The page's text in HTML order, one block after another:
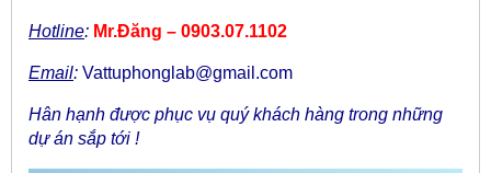
Hotline: Mr.Đăng – 0903.07.1102
Email: Vattuphonglab@gmail.com
Hân hạnh được phục vụ quý khách hàng trong những
dự án sắp tới !